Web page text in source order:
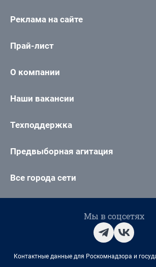
Реклама на сайте
Прай-лист
О компании
Наши вакансии
Техподдержка
Предвыборная агитация
Все города сети
Мы в соцсетях
Контактные данные для Роскомнадзора и